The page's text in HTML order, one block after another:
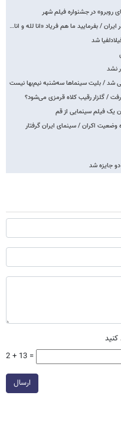
روبرو» در جشنواره فیلم شهر
/ بفرمایید ما هم فریاد «انا لله و انا…
شد
نشد
شد / بلیت سینماها سه‌شنبه نیم‌‌بها نیست
/ گلزار رقیب کلاه قرمزی می‌شود؟
یک فیلم ‌سینمایی از قم
وضعیت اکران / سینمای ایران گرفتار
دو جایزه شد
2 + 13 =
ارسال